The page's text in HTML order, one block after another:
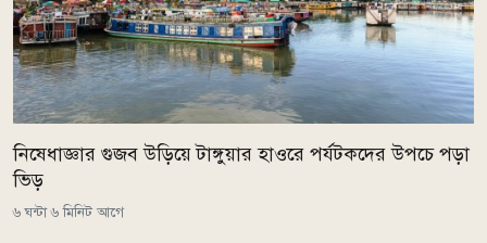
নিষেধাজ্ঞার গুজব উড়িয়ে টাঙ্গুয়ার হাওরে পর্যটকদের উপচে পড়া
ভিড়
৬ ঘন্টা ৬ মিনিট আগে